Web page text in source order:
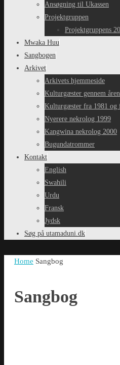
Ansøgning til Ukassen
Projektgruppen
Projektgruppens
Mwaka Huu
Sangbogen
Arkivet
Arkivets hjemmeside
Kulturgæster gennem
Kulturgæster fra 1981
Nyerere nekrolog 1999
Kangwina nekrolog 2000
Bugundatrommer
Kontakt
English
Swahili
Urdu
Fransk
Jydsk
Søg på utamaduni.dk
Home Sangbog
Sangbog